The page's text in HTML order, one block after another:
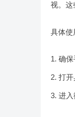
视。这
具体使
确保
打开
进入